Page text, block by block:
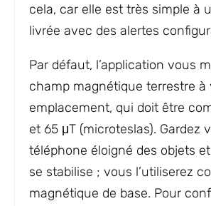
cela, car elle est très simple à
livrée avec des alertes
Par défaut, l’application vous
champ magnétique terrestre à
emplacement, qui doit être
et 65 μT (microteslas). Gardez
téléphone éloigné des objets
se stabilise ; vous l’utiliserez
magnétique de base. Pour